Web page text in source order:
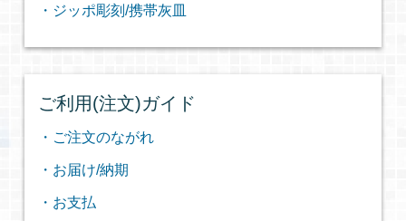
・ジッポ彫刻/携帯灰皿
ご利用(注文)ガイド
・ご注文のながれ
・お届け/納期
・お支払